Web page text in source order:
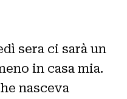
sera ci sarà un
in casa mia.
nasceva